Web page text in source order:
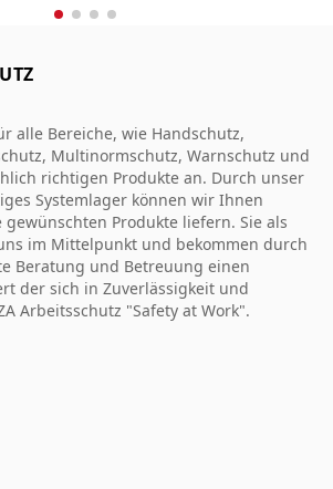
alle Bereiche, wie Handschutz,
Multinormschutz, Warnschutz und
richtigen Produkte an. Durch unser
Systemlager können wir Ihnen
Produkte liefern. Sie als
im Mittelpunkt und bekommen durch
Beratung und Betreuung einen
der sich in Zuverlässigkeit und
Arbeitsschutz "Safety at Work".